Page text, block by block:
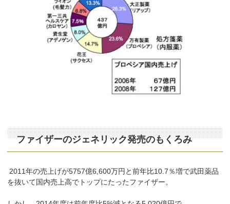
ファイザーのジェネリック発売のもくろみ
2011年の売上げが5757億6,600万円と前年比10.7％増で武田薬品
を抜いて国内売上高でトップにたったファイザー。